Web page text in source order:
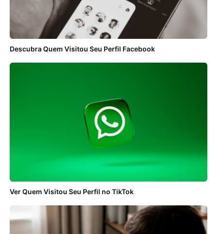
Descubra Quem Visitou Seu Perfil Facebook
Ver Quem Visitou Seu Perfil no TikTok